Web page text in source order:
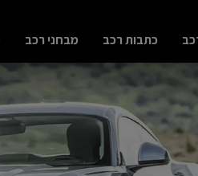
כתבות רכב מבחני רכב